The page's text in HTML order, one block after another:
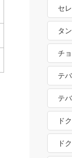
セ
タ
チ
テ
テ
ド
ド